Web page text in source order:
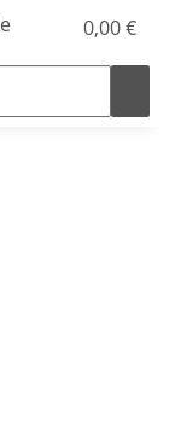
0,00 €